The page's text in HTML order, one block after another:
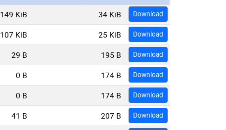
149 KiB 34 KiB Download
107 KiB 25 KiB Download
29 B 195 B Download
0 B 174 B Download
0 B 174 B Download
41 B 207 B Download